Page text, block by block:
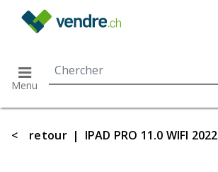
Menu
< retour | IPAD PRO 11.0 WIFI 2022